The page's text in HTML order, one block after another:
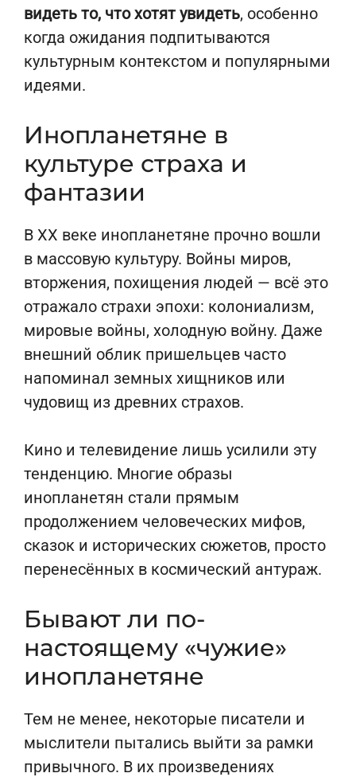
видеть то, что хотят увидеть, особенно
когда ожидания подпитываются
культурным контекстом и популярными
идеями.
Инопланетяне в
культуре страха и
фантазии
В XX веке инопланетяне прочно вошли
в массовую культуру. Войны миров,
вторжения, похищения людей — всё это
отражало страхи эпохи: колониализм,
мировые войны, холодную войну. Даже
внешний облик пришельцев часто
напоминал земных хищников или
чудовищ из древних страхов.
Кино и телевидение лишь усилили эту
тенденцию. Многие образы
инопланетян стали прямым
продолжением человеческих мифов,
сказок и исторических сюжетов, просто
перенесённых в космический антураж.
Бывают ли по-
настоящему «чужие»
инопланетяне
Тем не менее, некоторые писатели и
мыслители пытались выйти за рамки
привычного. В их произведениях